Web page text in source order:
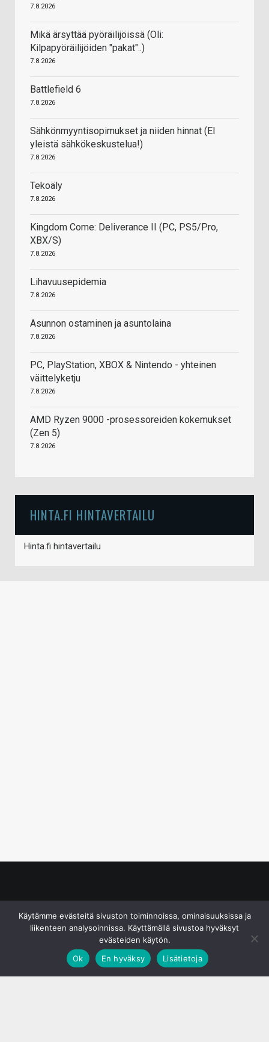
7.8.2026
Mikä ärsyttää pyöräilijöissä (Oli:
Kilpapyöräilijöiden "pakat"..)
7.8.2026
Battlefield 6
7.8.2026
Sähkönmyyntisopimukset ja niiden hinnat (EI
yleistä sähkökeskustelua!)
7.8.2026
Tekoäly
7.8.2026
Kingdom Come: Deliverance II (PC, PS5/Pro,
XBX/S)
7.8.2026
Lihavuusepidemia
7.8.2026
Asunnon ostaminen ja asuntolaina
7.8.2026
PC, PlayStation, XBOX & Nintendo - yhteinen
väittelyketju
7.8.2026
AMD Ryzen 9000 -prosessoreiden kokemukset
(Zen 5)
7.8.2026
HINTA.FI HINTAVERTAILU
Hinta.fi hintavertailu
Käytämme evästeitä sivuston toiminnoissa, ominaisuuksissa ja
liikenteen analysoinnissa. Käyttämällä sivustoa hyväksyt
evästeiden käytön.
Ok
En hyväksy Lisätietoja